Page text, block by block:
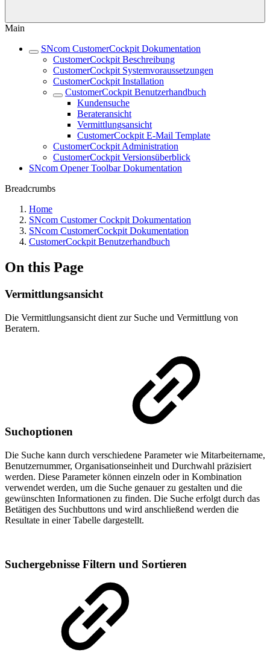
Main
SNcom CustomerCockpit Dokumentation
CustomerCockpit Beschreibung
CustomerCockpit Systemvoraussetzungen
CustomerCockpit Installation
CustomerCockpit Benutzerhandbuch
Kundensuche
Berateransicht
Vermittlungsansicht
CustomerCockpit E-Mail Template
CustomerCockpit Administration
CustomerCockpit Versionsüberblick
SNcom Opener Toolbar Dokumentation
Breadcrumbs
Home
SNcom Customer Cockpit Dokumentation
SNcom CustomerCockpit Dokumentation
CustomerCockpit Benutzerhandbuch
On this Page
Vermittlungsansicht
Die Vermittlungsansicht dient zur Suche und Vermittlung von
Beratern.
Suchoptionen
Die Suche kann durch verschiedene Parameter wie Mitarbeitername,
Benutzernummer, Organisationseinheit und Durchwahl präzisiert
werden. Diese Parameter können einzeln oder in Kombination
verwendet werden, um die Suche genauer zu gestalten und die
gewünschten Informationen zu finden. Die Suche erfolgt durch das
Betätigen des Suchbuttons und wird anschließend werden die
Resultate in einer Tabelle dargestellt.
Suchergebnisse Filtern und Sortieren